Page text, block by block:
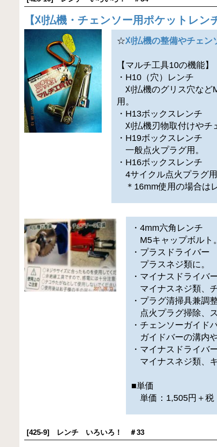
【刈払機・チェンソー用ポケットレ
☆刈払機の整備やチェン
【マルチ工具10の機能】
・H10（穴）レンチ
刈払機のグリス穴など
用。
・H13ボックスレンチ
刈払機刃物取付けやチ
・H19ボックスレンチ
一般点火プラグ用。
・H16ボックスレンチ
4サイクル点火プラグ
＊16mm使用の場合は
・4mm六角レンチ
M5キャップボルト
・プラスドライバー
プラスネジ類に。
・マイナスドライバ
マイナスネジ類、
・プラグ清掃具兼調
点火プラグ掃除、
・チェンソーガイド
ガイドバーの溝内
・マイナスドライバ
マイナスネジ類、
■単価
単価：1,505円＋税
[425-9] レンチ いろいろ！ ＃33